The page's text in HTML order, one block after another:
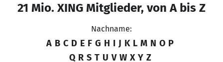
21 Mio. XING Mitglieder, von A bis Z
Nachname:
A B C D E F G H I J K L M N O P
Q R S T U V W X Y Z